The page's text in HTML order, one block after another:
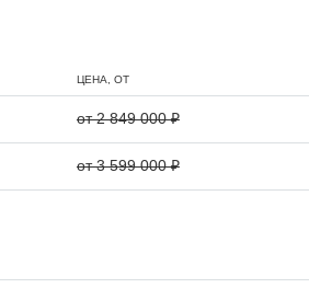
ЦЕНА, ОТ
от 2 849 000 ₽
от 3 599 000 ₽